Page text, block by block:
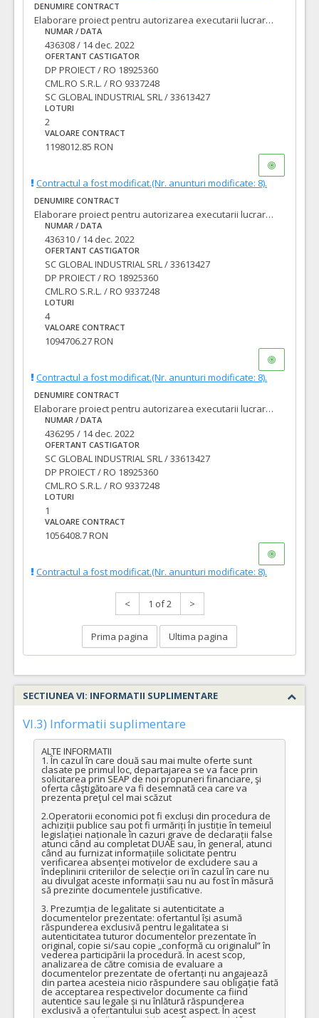
DENUMIRE CONTRACT
Elaborare proiect pentru autorizarea executarii lucrarilor (PAC/DTAC), proiect tehnic pentru executia lucrarilor (PT), asistenta tehnica din partea proiectantului pe perioada executarii lucrarilor si executie lucrari pentru obiectivul de investitii: LOT 2: Modernizare strada FABIAN IMRE
NUMAR / DATA
436308 / 14 dec. 2022
OFERTANT CASTIGATOR
DP PROIECT / RO 18925360
CML.RO S.R.L. / RO 9337248
SC GLOBAL INDUSTRIAL SRL / 33613427
LOTURI
2
VALOARE CONTRACT
1198012.85 RON
Contractul a fost modificat.(Nr. anunturi modificate: 8).
DENUMIRE CONTRACT
Elaborare proiect pentru autorizarea executarii lucrarilor (PAC/DTAC), proiect tehnic pentru executia lucrarilor (PT), asistenta tehnica din partea proiectantului pe perioada executarii lucrarilor si executie lucrari pentru obiectivul de investitii: LOT 4: Modernizare strada STELIAN VASILESCU
NUMAR / DATA
436310 / 14 dec. 2022
OFERTANT CASTIGATOR
SC GLOBAL INDUSTRIAL SRL / 33613427
DP PROIECT / RO 18925360
CML.RO S.R.L. / RO 9337248
LOTURI
4
VALOARE CONTRACT
1094706.27 RON
Contractul a fost modificat.(Nr. anunturi modificate: 8).
DENUMIRE CONTRACT
Elaborare proiect pentru autorizarea executarii lucrarilor (PAC/DTAC), proiect tehnic pentru executia lucrarilor (PT), asistenta tehnica din partea proiectantului pe perioada executarii lucrarilor si executie lucrari pentru obiectivul de investitii: LOT 1: Modernizare strada DUMITRU CHIRILA
NUMAR / DATA
436295 / 14 dec. 2022
OFERTANT CASTIGATOR
SC GLOBAL INDUSTRIAL SRL / 33613427
DP PROIECT / RO 18925360
CML.RO S.R.L. / RO 9337248
LOTURI
1
VALOARE CONTRACT
1056408.7 RON
Contractul a fost modificat.(Nr. anunturi modificate: 8).
< 1 of 2 >
Prima pagina Ultima pagina
SECTIUNEA VI: INFORMATII SUPLIMENTARE
VI.3) Informatii suplimentare
ALTE INFORMATII
1. În cazul în care două sau mai multe oferte sunt
clasate pe primul loc, departajarea se va face prin
solicitarea prin SEAP de noi propuneri financiare, şi
oferta câştigătoare va fi desemnată cea care va
prezenta preţul cel mai scăzut
2.Operatorii economici pot fi excluși din procedura de
achiziții publice sau pot fi urmăriți în justiție în temeiul
legislației naționale în cazuri grave de declarații false
atunci când au completat DUAE sau, în general, atunci
când au furnizat informațiile solicitate pentru
verificarea absenței motivelor de excludere sau a
îndeplinirii criteriilor de selecție ori în cazul în care nu
au divulgat aceste informații sau nu au fost în măsură
să prezinte documentele justificative.
3. Prezumția de legalitate si autenticitate a
documentelor prezentate: ofertantul își asumă
răspunderea exclusivă pentru legalitatea si
autenticitatea tuturor documentelor prezentate în
original, copie si/sau copie „conformă cu originalul” în
vederea participării la procedură. În acest scop,
analizarea de către comisia de evaluare a
documentelor prezentate de ofertanți nu angajează
din partea acesteia nicio răspundere sau obligație fată
de acceptarea respectivelor documente ca fiind
autentice sau legale și nu înlătură răspunderea
exclusivă a ofertantului sub acest aspect. În acest